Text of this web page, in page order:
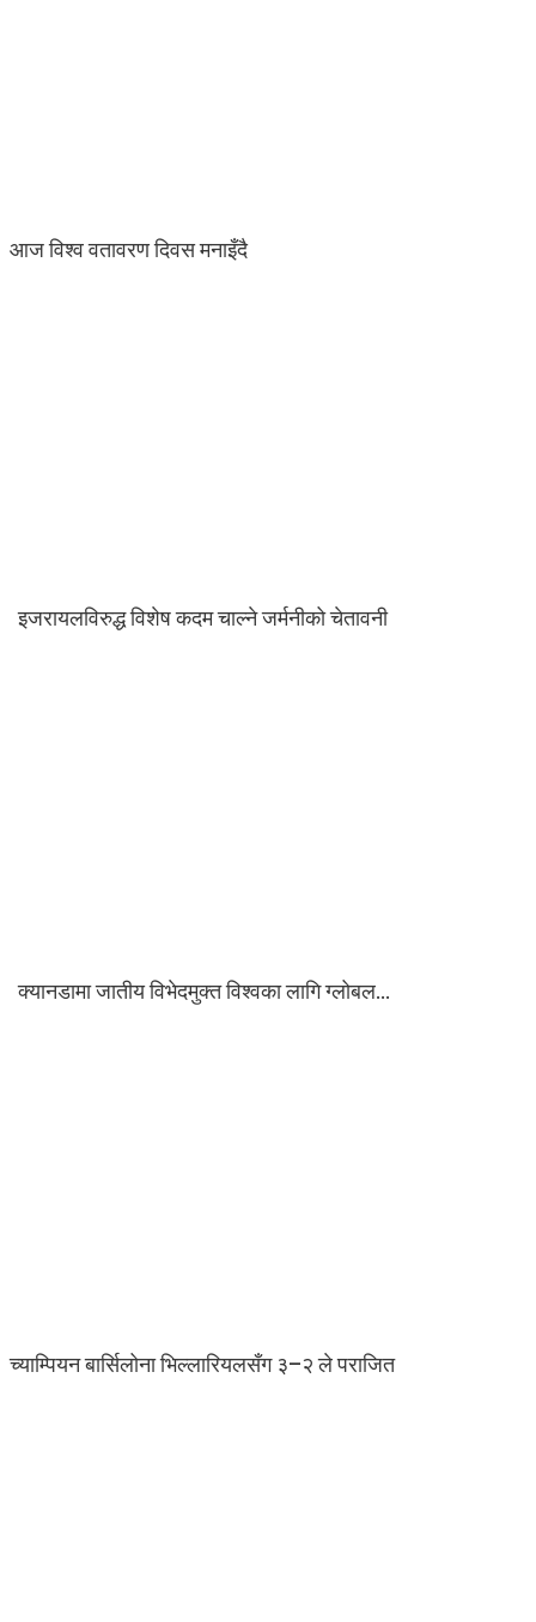
आज विश्व वतावरण दिवस मनाइँदै
इजरायलविरुद्ध विशेष कदम चाल्ने जर्मनीको चेतावनी
क्यानडामा जातीय विभेदमुक्त विश्वका लागि ग्लोबल…
च्याम्पियन बार्सिलोना भिल्लारियलसँग ३–२ ले पराजित